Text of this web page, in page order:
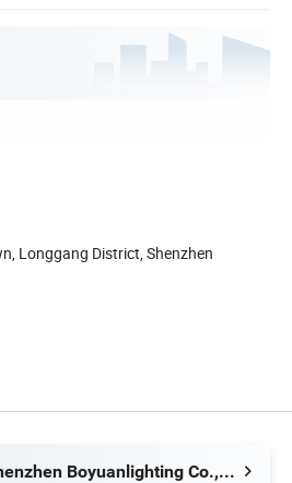
Longgang District, Shenzhen
Shenzhen Boyuanlighting Co.,Ltd.